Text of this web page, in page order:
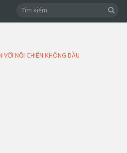
NỒI CHIÊN KHÔNG DẦU